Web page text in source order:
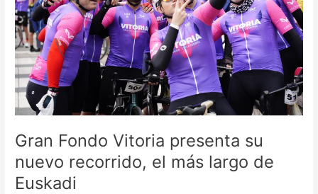
Gran Fondo Vitoria presenta su
nuevo recorrido, el más largo de
Euskadi
nuevo
recorrido,
el
más
largo
de
Euskadi